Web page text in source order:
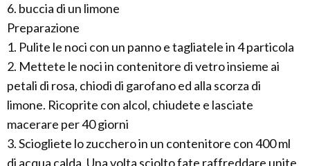
6. buccia di un limone
Preparazione
1. Pulite le noci con un panno e tagliatele in 4 particola
2. Mettete le noci in contenitore di vetro insieme ai
petali di rosa, chiodi di garofano ed alla scorza di
limone. Ricoprite con alcol, chiudete e lasciate
macerare per 40 giorni
3. Sciogliete lo zucchero in un contenitore con 400 ml
di acqua calda. Una volta sciolto fate raffreddare unite